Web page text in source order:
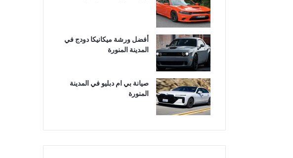
أفضل ورشة ميكانيكا دودج في
المدينة المنورة
صيانة بي ام دبليو في المدينة
المنورة